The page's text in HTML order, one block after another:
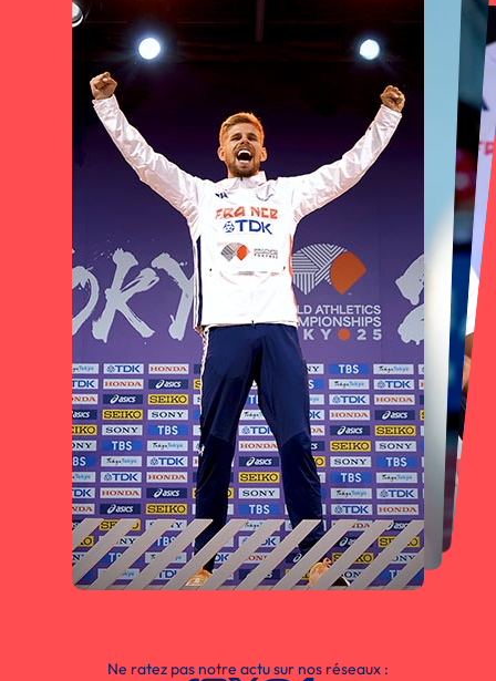
Ne ratez pas notre actu sur nos réseaux :